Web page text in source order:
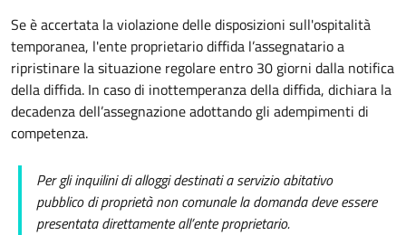
Se è accertata la violazione delle disposizioni sull'ospitalità
temporanea, l'ente proprietario diffida l’assegnatario a
ripristinare la situazione regolare entro 30 giorni dalla notifica
della diffida. In caso di inottemperanza della diffida, dichiara la
decadenza dell’assegnazione adottando gli adempimenti di
competenza.
Per gli inquilini di alloggi destinati a servizio abitativo
pubblicodi proprietà non comunale la domanda deve essere
presentata direttamente all’ente proprietario.